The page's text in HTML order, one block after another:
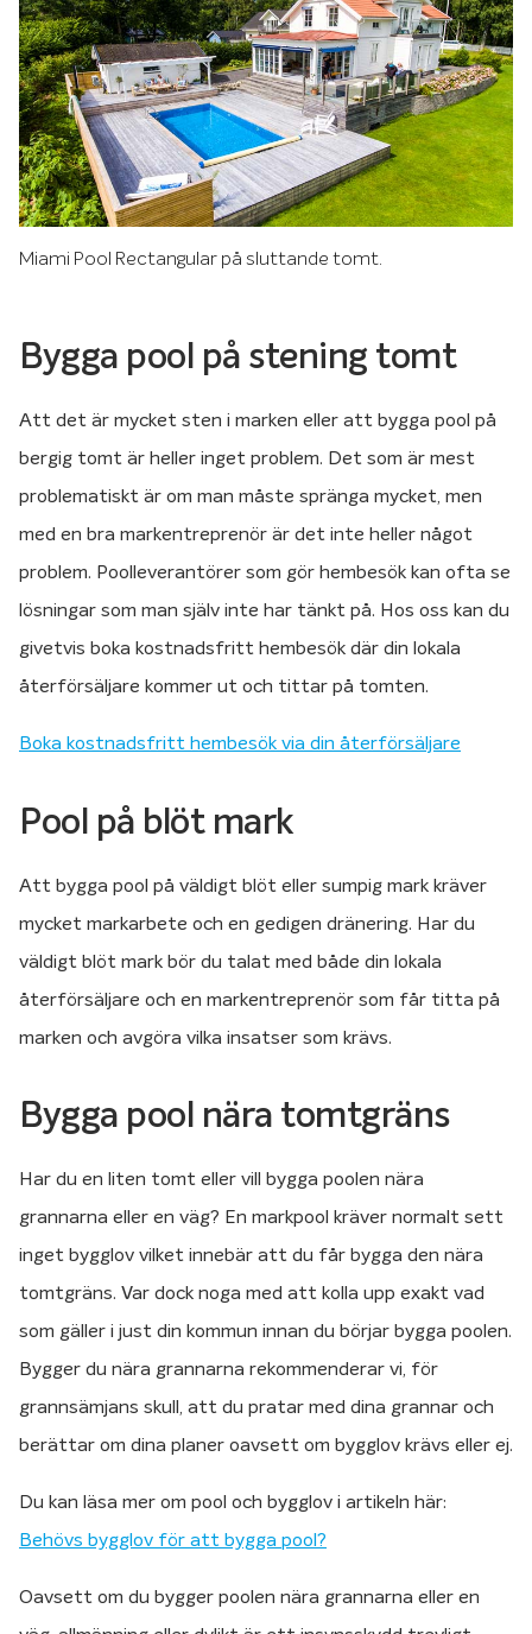
Miami Pool Rectangular på sluttande tomt.
Bygga pool på stening tomt
Att det är mycket sten i marken eller att bygga pool på
bergig tomt är heller inget problem. Det som är mest
problematiskt är om man måste spränga mycket, men
med en bra markentreprenör är det inte heller något
problem. Poolleverantörer som gör hembesök kan ofta se
lösningar som man själv inte har tänkt på. Hos oss kan du
givetvis boka kostnadsfritt hembesök där din lokala
återförsäljare kommer ut och tittar på tomten.
Boka kostnadsfritt hembesök via din återförsäljare
Pool på blöt mark
Att bygga pool på väldigt blöt eller sumpig mark kräver
mycket markarbete och en gedigen dränering. Har du
väldigt blöt mark bör du talat med både din lokala
återförsäljare och en markentreprenör som får titta på
marken och avgöra vilka insatser som krävs.
Bygga pool nära tomtgräns
Har du en liten tomt eller vill bygga poolen nära
grannarna eller en väg? En markpool kräver normalt sett
inget bygglov vilket innebär att du får bygga den nära
tomtgräns. Var dock noga med att kolla upp exakt vad
som gäller i just din kommun innan du börjar bygga poolen.
Bygger du nära grannarna rekommenderar vi, för
grannsämjans skull, att du pratar med dina grannar och
berättar om dina planer oavsett om bygglov krävs eller ej.
Du kan läsa mer om pool och bygglov i artikeln här:
Behövs bygglov för att bygga pool?
Oavsett om du bygger poolen nära grannarna eller en